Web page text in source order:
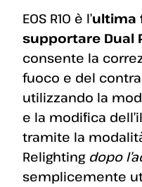
EOS R10 è l’ultima
supportare Dual
consente la
fuoco e del
utilizzando la
e la modifica
tramite la
Relighting dopo
semplicemente